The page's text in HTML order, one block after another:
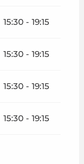
15:30 - 19:15
15:30 - 19:15
15:30 - 19:15
15:30 - 19:15